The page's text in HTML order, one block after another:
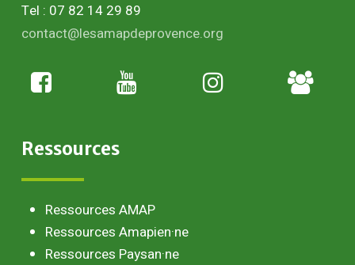
Tel : 07 82 14 29 89
contact@lesamapdeprovence.org
Adhésion
paysan
Ressources
Ressources AMAP
Ressources Amapien·ne
Ressources Paysan·ne